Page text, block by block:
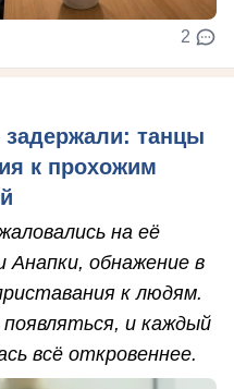
2
танцы
к прохожим
на её
Анапки, обнажение в
к людям.
и каждый
всё откровеннее.